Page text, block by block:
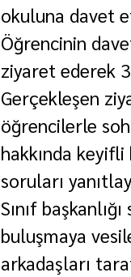
okuluna davet
Öğrencinin
ziyaret ederek
Gerçekleşen
öğrencilerle
hakkında
soruları
Sınıf
buluşmaya
arkadaşları